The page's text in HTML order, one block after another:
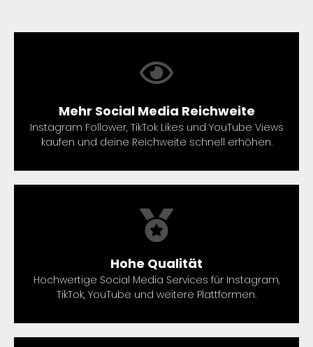
Mehr Social Media Reichweite
Instagram Follower, TikTok Likes und YouTube Views
kaufen und deine Reichweite schnell erhöhen.
Hohe Qualität
Hochwertige Social Media Services für Instagram,
TikTok, YouTube und weitere Plattformen.